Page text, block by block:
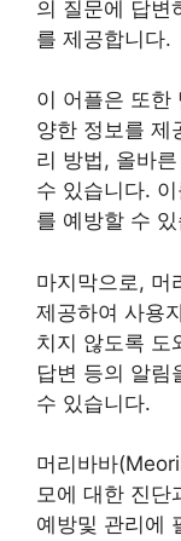
의 질문에 답변
를 제공합니다.
이 어플은 또한
양한 정보를 제
리 방법, 올바
수 있습니다.
를 예방할 수
마지막으로, 머
제공하여 사용
치지 않도록 도
답변 등의 알림
수 있습니다.
머리바바
모에 대한 진단
예방및 관리에